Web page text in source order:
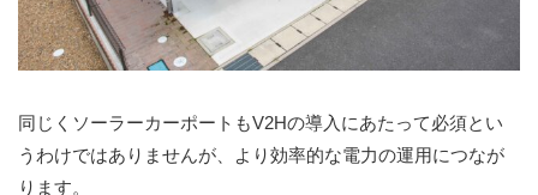
同じくソーラーカーポートもV2Hの導入にあたって必須とい
うわけではありませんが、より効率的な電力の運用につなが
ります。